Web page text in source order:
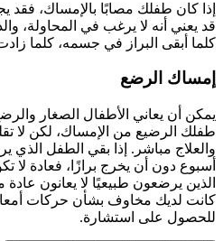
إذا كان طفلك مصابًا بالإمساك، فقد
قد يعني أنه لا يرغب في المحاولة،
كلما أبقى البراز في جسمه، كلما
إمساك الرضع
يمكن أن يعاني الأطفال الصغار
طفلك الرضيع من الإمساك، لكن لا
والعلاج مباشر. إذا بقي الطفل الذي
أسبوع دون أن يخرج برازًا، فعادة لا
الذين يرضعون طبيعيًا لا يعانون
كانت لديك مخاوف بشأن حركات
للحصول على استشارة.